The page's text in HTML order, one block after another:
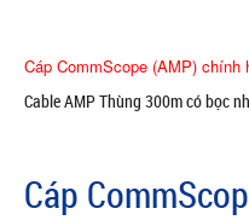
Cáp CommScope (AMP) chính
Cable AMP Thùng 300m có bọc
Cáp